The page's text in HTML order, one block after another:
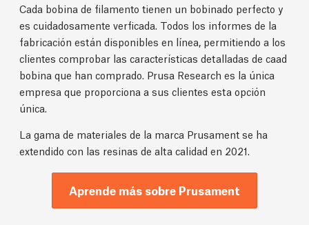
Cada bobina de filamento tienen un bobinado perfecto y
es cuidadosamente verficada. Todos los informes de la
fabricación están disponibles en línea, permitiendo a los
clientes comprobar las características detalladas de caad
bobina que han comprado. Prusa Research es la única
empresa que proporciona a sus clientes esta opción
única.
La gama de materiales de la marca Prusament se ha
extendido con las resinas de alta calidad en 2021.
Aprende más sobre Prusament